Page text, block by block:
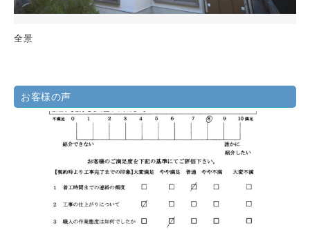
全景
お客様の声